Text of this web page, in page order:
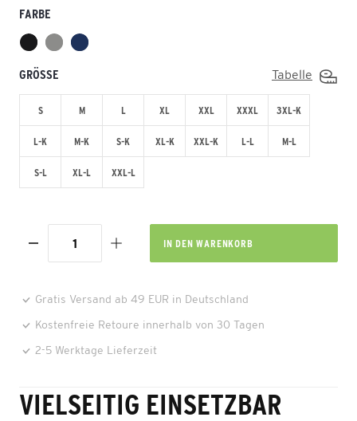
FARBE
GRÖSSE Tabelle
S M L XL XXL XXXL 3XL-K
L-K M-K S-K XL-K XXL-K L-L M-L
S-L XL-L XXL-L
IN DEN WARENKORB
Gratis Versand ab 49 EUR in Deutschland
Kostenfreie Retoure innerhalb von 30 Tagen
2-5 Werktage Lieferzeit
VIELSEITIG EINSETZBAR